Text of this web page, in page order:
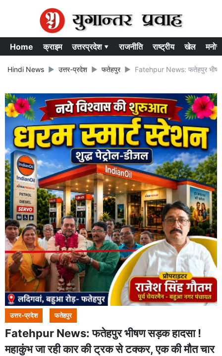
Home क्राइम उत्तरप्रदेश ▾ राजनीति राष्ट्रीय खेल
Hindi News उत्तर-प्रदेश फतेहपुर Fatehpur News: फतेहपुर भीषण
उत्तर-प्रदेश फतेहपुर
Fatehpur News: फतेहपुर भीषण सड़क हादसा !
महाकुंभ जा रही कार की ट्रक से टक्कर, एक की मौत चार